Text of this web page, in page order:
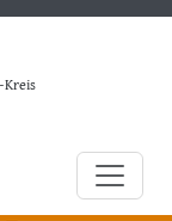
Kreis